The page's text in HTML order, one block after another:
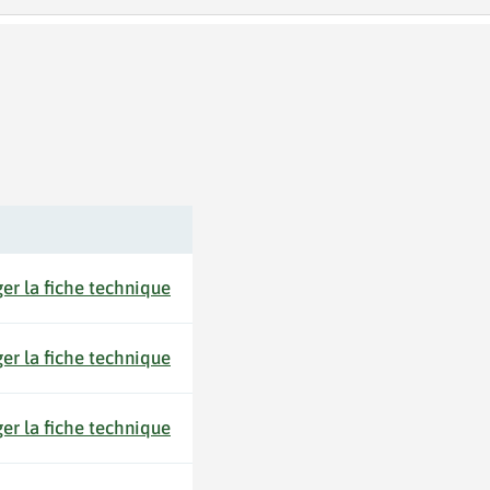
la fiche technique
la fiche technique
la fiche technique